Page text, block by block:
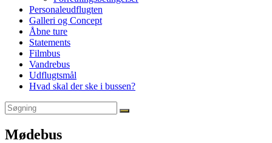
Personaleudflugten
Galleri og Concept
Åbne ture
Statements
Filmbus
Vandrebus
Udflugtsmål
Hvad skal der ske i bussen?
Mødebus